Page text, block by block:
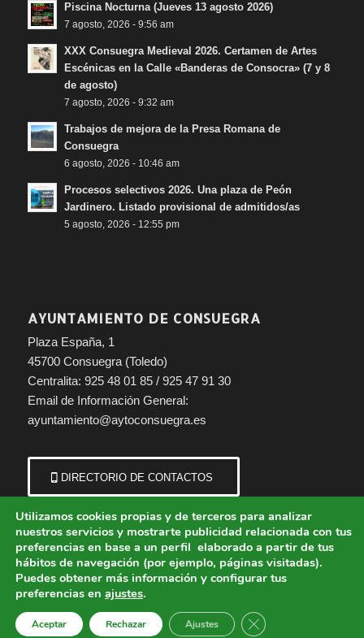
Piscina Nocturna (Jueves 13 agosto 2026)
7 agosto, 2026 - 9:56 am
XXX Consuegra Medieval 2026. Certamen de Artes
Escénicas en la Calle «Banderas de Consocra» (7 y 8
de agosto)
7 agosto, 2026 - 9:32 am
Trabajos de mejora de la Presa Romana de
Consuegra
6 agosto, 2026 - 10:46 am
Procesos selectivos 2026. Una plaza de Peón
Jardinero. Listado provisional de admitidos/as
5 agosto, 2026 - 12:55 pm
AYUNTAMIENTO DE CONSUEGRA
Plaza España, 1
45700 Consuegra (Toledo)
Centralita: 925 48 01 85 / 925 47 91 30
Email de Información General:
ayuntamiento@aytoconsuegra.es
DIRECTORIO DE CONTACTOS
© Copyright - Ayuntamiento de Consuegra (Toledo) | Portal municipal.
Aviso Legal Política de Cookies
Política de Privacidad
Protección de Datos
Política de Accesibilidad
Utilizamos cookies propias y de terceros para analizar
nuestros servicios y mostrarte publicidad relacionada con tus
preferencias en base a un perfil elaborado a partir de tus
hábitos de navegación (por ejemplo, páginas visitadas).
Puedes obtener más información y configurar tus
preferencias en ajustes.
Aceptar Rechazar Ajustes Cerrar el banner de